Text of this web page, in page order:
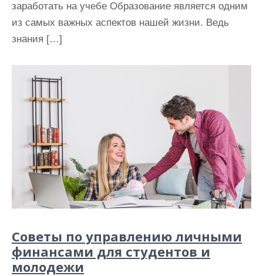
заработать на учебе Образование является одним
из самых важных аспектов нашей жизни. Ведь
знания […]
Советы по управлению личными
финансами для студентов и
молодежи